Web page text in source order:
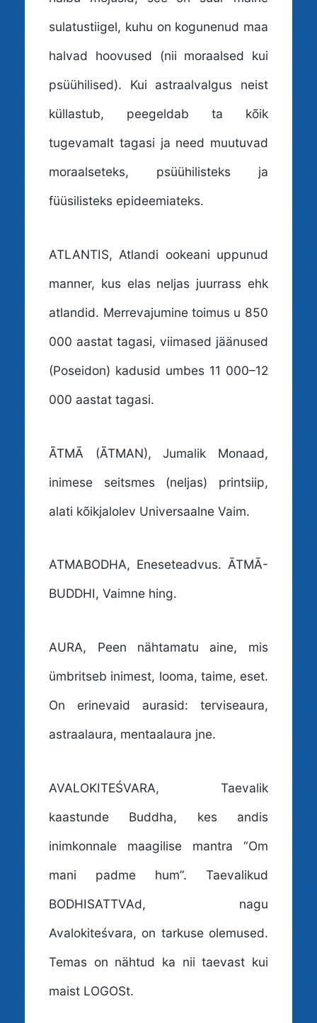
sulatustiigel, kuhu on kogunenud maa
halvad hoovused (nii moraalsed kui
psüühilised). Kui astraalvalgus neist
küllastub, peegeldab ta kõik
tugevamalt tagasi ja need muutuvad
moraalseteks, psüühilisteks ja
füüsilisteks epideemiateks.
ATLANTIS, Atlandi ookeani uppunud
manner, kus elas neljas juurrass ehk
atlandid. Merrevajumine toimus u 850
000 aastat tagasi, viimased jäänused
(Poseidon) kadusid umbes 11 000–12
000 aastat tagasi.
ĀTMĀ (ĀTMAN), Jumalik Monaad,
inimese seitsmes (neljas) printsiip,
alati kõikjalolev Universaalne Vaim.
ATMABODHA, Eneseteadvus. ĀTMĀ-
BUDDHI, Vaimne hing.
AURA, Peen nähtamatu aine, mis
ümbritseb inimest, looma, taime, eset.
On erinevaid aurasid: terviseaura,
astraalaura, mentaalaura jne.
AVALOKITEŚVARA, Taevalik
kaastunde Buddha, kes andis
inimkonnale maagilise mantra “Om
mani padme hum”. Taevalikud
BODHISATTVAd, nagu
Avalokiteśvara, on tarkuse olemused.
Temas on nähtud ka nii taevast kui
maist LOGOSt.